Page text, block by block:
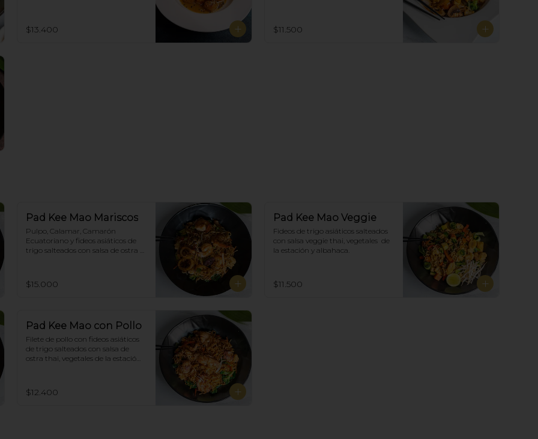
$13.400 $11.500
Pad Kee Mao Mariscos
Pulpo, Calamar, Camarón
Ecuatoriano y fideos asiáticos de
trigo salteados con salsa de ostra
$15.000
Pad Kee Mao Veggie
Fideos de trigo asiáticos salteados
con salsa veggie thai, vegetales  de
la estación y albahaca.
$11.500
Pad Kee Mao con Pollo
Filete de pollo con fideos asiáticos
de trigo salteados con salsa de
ostra thai, vegetales de la estación
$12.400